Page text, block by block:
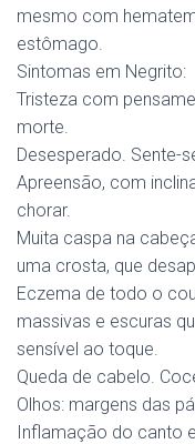
mesmo com
estômago.
Sintomas em Negrito:
Tristeza com
morte.
Desesperado. Sente-
Apreensão, com
chorar.
Muita caspa na
uma crosta, que
Eczema de todo o
massivas e escuras
sensível ao toque.
Queda de cabelo.
Olhos: margens das
Inflamação do canto